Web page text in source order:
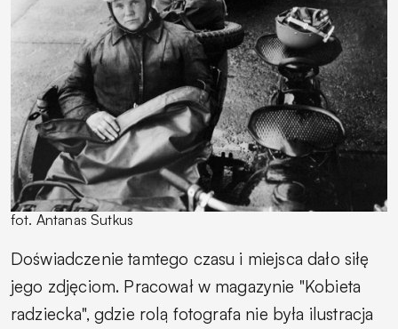
fot. Antanas Sutkus
Doświadczenie tamtego czasu i miejsca dało siłę
jego zdjęciom. Pracował w magazynie "Kobieta
radziecka", gdzie rolą fotografa nie była ilustracja